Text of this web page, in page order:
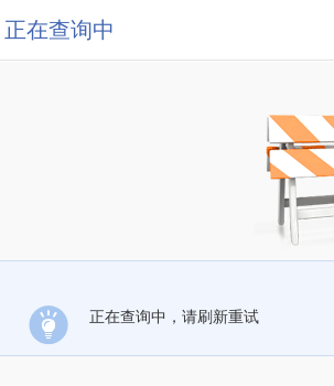
正在查询中
正在查询中，请刷新重试